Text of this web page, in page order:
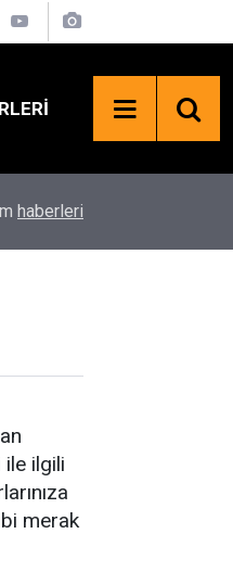
Şahin Mesaj: Eylül'de
haberleri
ilgili
merak